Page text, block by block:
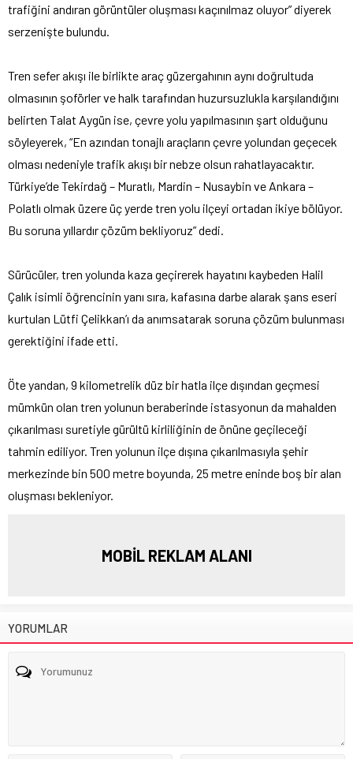
trafiğini andıran görüntüler oluşması kaçınılmaz oluyor” diyerek
serzenişte bulundu.
Tren sefer akışı ile birlikte araç güzergahının aynı doğrultuda
olmasının şoförler ve halk tarafından huzursuzlukla karşılandığını
belirten Talat Aygün ise, çevre yolu yapılmasının şart olduğunu
söyleyerek, “En azından tonajlı araçların çevre yolundan geçecek
olması nedeniyle trafik akışı bir nebze olsun rahatlayacaktır.
Türkiye’de Tekirdağ – Muratlı, Mardin – Nusaybin ve Ankara –
Polatlı olmak üzere üç yerde tren yolu ilçeyi ortadan ikiye bölüyor.
Bu soruna yıllardır çözüm bekliyoruz” dedi.
Sürücüler, tren yolunda kaza geçirerek hayatını kaybeden Halil
Çalık isimli öğrencinin yanı sıra, kafasına darbe alarak şans eseri
kurtulan Lütfi Çelikkan’ı da anımsatarak soruna çözüm bulunması
gerektiğini ifade etti.
Öte yandan, 9 kilometrelik düz bir hatla ilçe dışından geçmesi
mümkün olan tren yolunun beraberinde istasyonun da mahalden
çıkarılması suretiyle gürültü kirliliğinin de önüne geçileceği
tahmin ediliyor. Tren yolunun ilçe dışına çıkarılmasıyla şehir
merkezinde bin 500 metre boyunda, 25 metre eninde boş bir alan
oluşması bekleniyor.
MOBİL REKLAM ALANI
YORUMLAR